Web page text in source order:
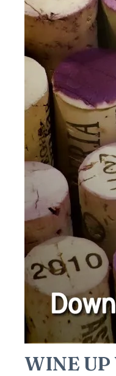
WINE UP